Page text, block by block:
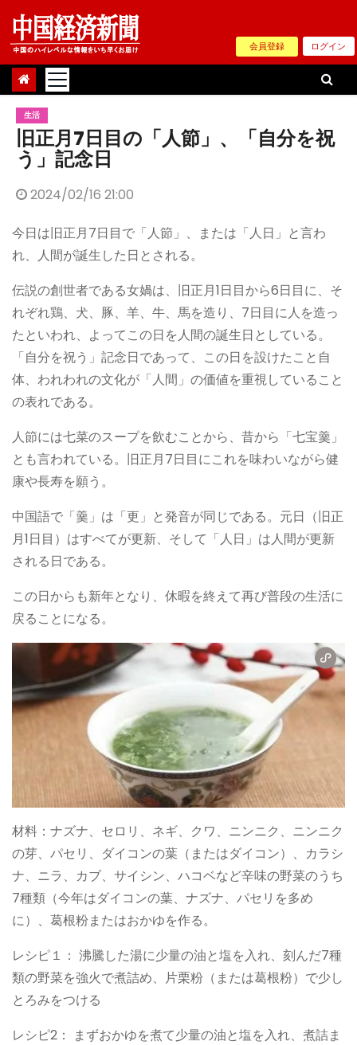
Skip
content
会員登録 ログイン
生活
旧正月7日目の「人節」、「自分を祝
う」記念日
2024/02/16 21:00
今日は旧正月7日目で「人節」、または「人日」と言わ
れ、人間が誕生した日とされる。
伝説の創世者である女媧は、旧正月1日目から6日目に、そ
れぞれ鶏、犬、豚、羊、牛、馬を造り、7日目に人を造っ
たといわれ、よってこの日を人間の誕生日としている。
「自分を祝う」記念日であって、この日を設けたこと自
体、われわれの文化が「人間」の価値を重視していること
の表れである。
人節には七菜のスープを飲むことから、昔から「七宝羹」
とも言われている。旧正月7日目にこれを味わいながら健
康や長寿を願う。
中国語で「羹」は「更」と発音が同じである。元日（旧正
月1日目）はすべてが更新、そして「人日」は人間が更新
される日である。
この日からも新年となり、休暇を終えて再び普段の生活に
戻ることになる。
材料：ナズナ、セロリ、ネギ、クワ、ニンニク、ニンニク
の芽、パセリ、ダイコンの葉（またはダイコン）、カラシ
ナ、ニラ、カブ、サイシン、ハコベなど辛味の野菜のうち
7種類（今年はダイコンの葉、ナズナ、パセリを多め
に）、葛根粉またはおかゆを作る。
レシピ１： 沸騰した湯に少量の油と塩を入れ、刻んだ7種
類の野菜を強火で煮詰め、片栗粉（または葛根粉）で少し
とろみをつける
レシピ2： まずおかゆを煮て少量の油と塩を入れ、煮詰ま